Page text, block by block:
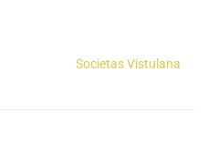
Societas Vistulana